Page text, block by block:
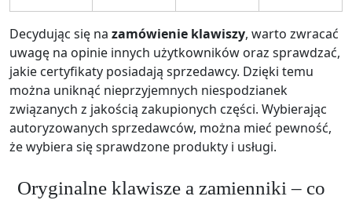
Decydując się na zamówienie klawiszy, warto zwracać
uwagę na opinie innych użytkowników oraz sprawdzać,
jakie certyfikaty posiadają sprzedawcy. Dzięki temu
można uniknąć nieprzyjemnych niespodzianek
związanych z jakością zakupionych części. Wybierając
autoryzowanych sprzedawców, można mieć pewność,
że wybiera się sprawdzone produkty i usługi.
Oryginalne klawisze a zamienniki – co